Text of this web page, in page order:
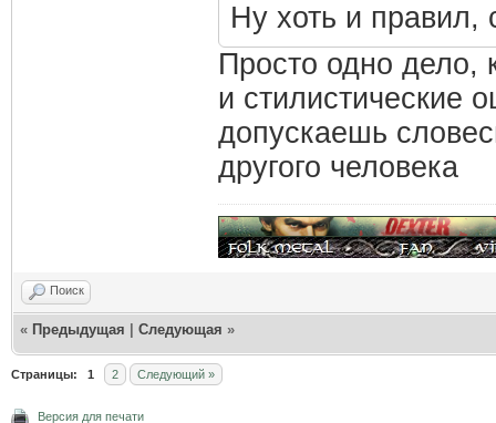
Ну хоть и правил,
Просто одно дело,
и стилистические
допускаешь
другого человека
Поиск
« Предыдущая Следующая »
Страницы: 1 2 Следующий »
Версия для печати